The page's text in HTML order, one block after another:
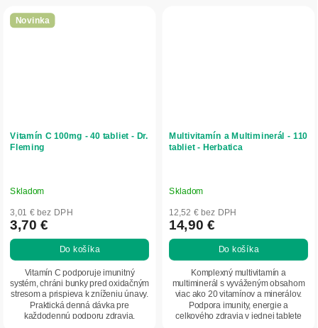
Novinka
Vitamín C 100mg - 40 tabliet - Dr.
Fleming
Skladom
3,01 € bez DPH
3,70 €
Do košíka
Vitamín C podporuje imunitný
systém, chráni bunky pred oxidačným
stresom a prispieva k zníženiu únavy.
Praktická denná dávka pre
každodennú podporu zdravia.
Multivitamín a Multiminerál - 110
tabliet - Herbatica
Skladom
12,52 € bez DPH
14,90 €
Do košíka
Komplexný multivitamín a
multiminerál s vyváženým obsahom
viac ako 20 vitamínov a minerálov.
Podpora imunity, energie a
celkového zdravia v jednej tablete